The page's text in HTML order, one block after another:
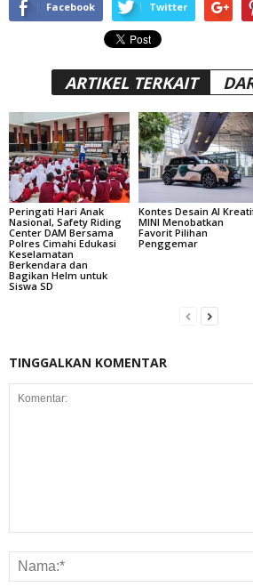
Facebook Twitter
ARTIKEL TERKAIT
Peringati Hari Anak
Nasional, Safety Riding
Center DAM Bersama
Polres Cimahi Edukasi
Keselamatan
Berkendara dan
Bagikan Helm untuk
Siswa SD
Kontes Desain AI
MINI Menobatkan
Favorit Pilihan
Penggemar
TINGGALKAN KOMENTAR